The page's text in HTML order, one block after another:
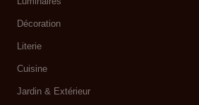
Décoration
Literie
Cuisine
Jardin & Extérieur